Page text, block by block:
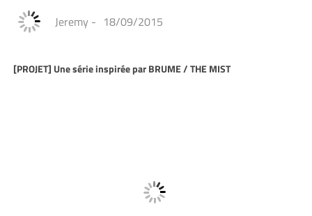
Jeremy - 18/09/2015
[PROJET] Une série inspirée par BRUME / THE MIST